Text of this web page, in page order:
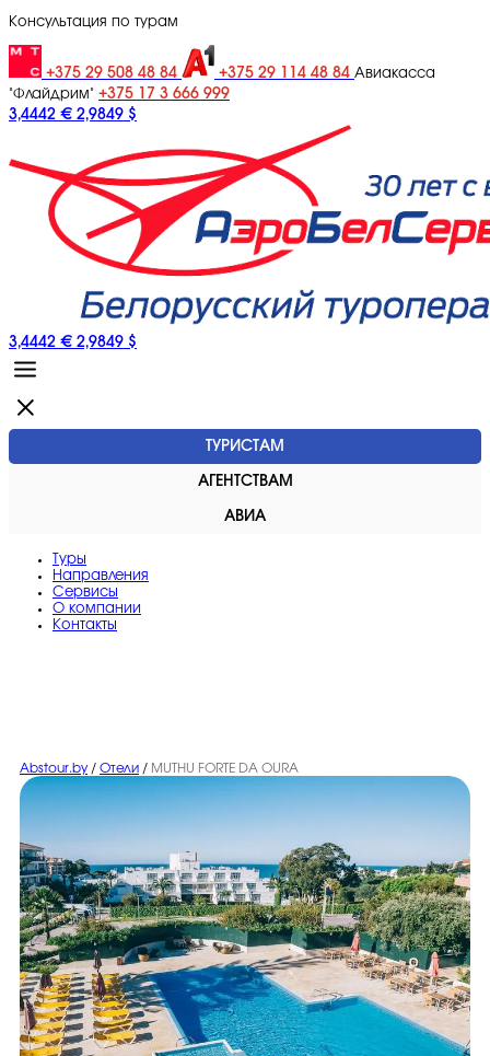
Консультация по турам
+375 29 508 48 84 +375 29 114 48 84 Авиакасса
"Флайдрим" +375 17 3 666 999
3,4442 € 2,9849 $
3,4442 € 2,9849 $
ТУРИСТАМ
АГЕНТСТВАМ
АВИА
Туры
Направления
Сервисы
O компании
Контакты
Abstour.by / Отели / MUTHU FORTE DA OURA